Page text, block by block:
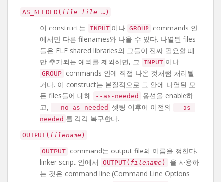
AS_NEEDED( file file …)
이 construct는 INPUT 이나 GROUP commands 안
에서만 다른 filenames와 나올 수 있다. 나열된 files
들은 ELF shared libraries의 그들이 진짜 필요할 때
만 추가되는 예외를 제외하면, 그
INPUT 이나
GROUP commands 안에 직접 나온 것처럼 처리될
거다. 이 construct는 본질적으로 그 안에 나열된 모
든 files들에 대해
--as-needed
옵션을 enable하
고,
--no-as-needed 셋팅 이후에 이전의
--as-
needed 를 각각 복구한다.
OUTPUT( filename )
OUTPUT command는 output file의 이름을 정한다.
linker script 안에서
OUTPUT( filename )
을 사용하
는 것은 command line (Command Line Options